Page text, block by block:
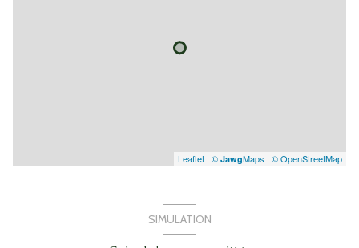
Leaflet | © JawgMaps | © OpenStreetMap
SIMULATION